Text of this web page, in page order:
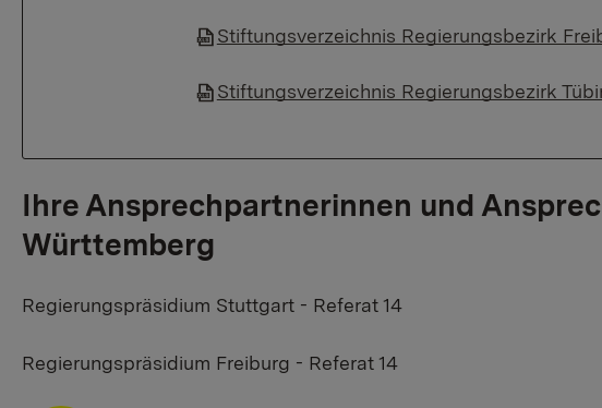
Stiftungsverzeichnis Regierungsbezirk
Stiftungsverzeichnis Regierungsbezirk
Ihre Ansprechpartnerinnen und
Württemberg
Regierungspräsidium Stuttgart - Referat 14
Regierungspräsidium Freiburg - Referat 14